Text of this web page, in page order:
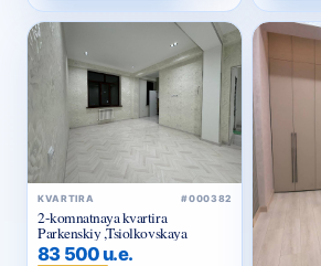
KVARTIRA #000382
2-komnatnaya kvartira
Parkenskiy ,Tsiolkovskaya
83 500 u.e.